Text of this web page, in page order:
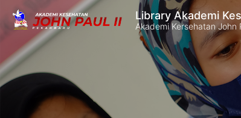
Library Akademi
Akademi Kersehatan John